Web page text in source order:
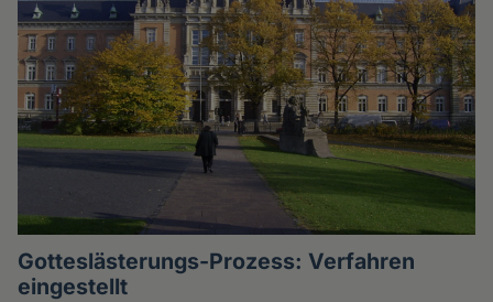
Gotteslästerungs-Prozess: Verfahren
eingestellt